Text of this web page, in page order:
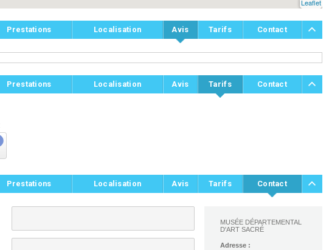
Leaflet
Prestations Localisation Avis Tarifs Contact
Prestations Localisation Avis Tarifs Contact
Prestations Localisation Avis Tarifs Contact
MUSÉE DÉPARTEMENTAL
D'ART SACRÉ
Adresse :